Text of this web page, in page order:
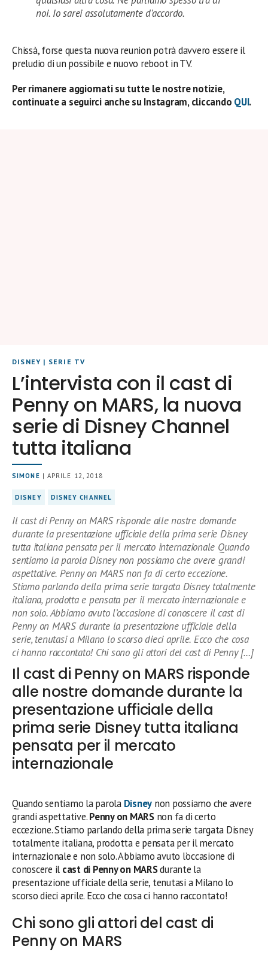
noi. Io sarei assolutamente d’accordo.
Chissà, forse questa nuova reunion potrà davvero essere il
preludio di un possibile e nuovo reboot in TV.
Per rimanere aggiornati su tutte le nostre notizie,
continuate a seguirci anche su Instagram, cliccando QUI.
DISNEY | SERIE TV
L’intervista con il cast di
Penny on MARS, la nuova
serie di Disney Channel
tutta italiana
SIMONE | APRILE 12, 2018
DISNEY DISNEY CHANNEL
Il cast di Penny on MARS risponde alle nostre domande
durante la presentazione ufficiale della prima serie Disney
tutta italiana pensata per il mercato internazionale Quando
sentiamo la parola Disney non possiamo che avere grandi
aspettative. Penny on MARS non fa di certo eccezione.
Stiamo parlando della prima serie targata Disney totalmente
italiana, prodotta e pensata per il mercato internazionale e
non solo. Abbiamo avuto l’occasione di conoscere il cast di
Penny on MARS durante la presentazione ufficiale della
serie, tenutasi a Milano lo scorso dieci aprile. Ecco che cosa
ci hanno raccontato! Chi sono gli attori del cast di Penny […]
Il cast di Penny on MARS risponde
alle nostre domande durante la
presentazione ufficiale della
prima serie Disney tutta italiana
pensata per il mercato
internazionale
Quando sentiamo la parola Disney non possiamo che avere
grandi aspettative.Penny on MARSnon fa di certo
eccezione. Stiamo parlando della prima serie targata Disney
totalmente italiana, prodotta e pensata per il mercato
internazionale e non solo. Abbiamo avuto l’occasione di
conoscere il cast di Penny on MARSdurante la
presentazione ufficiale della serie, tenutasi a Milano lo
scorso dieci aprile. Ecco che cosa ci hanno raccontato!
Chi sono gli attori del cast di
Penny on MARS